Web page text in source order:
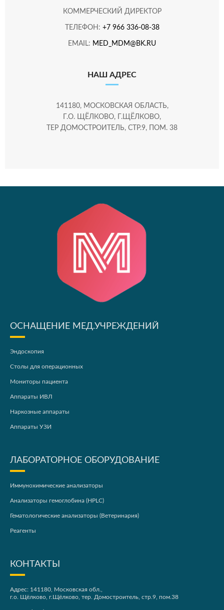
КОММЕРЧЕСКИЙ ДИРЕКТОР
ТЕЛЕФОН: +7 966 336-08-38
EMAIL: MED_MDM@BK.RU
НАШ АДРЕС
141180, МОСКОВСКАЯ ОБЛАСТЬ,
Г.О. ЩЁЛКОВО, Г.ЩЁЛКОВО,
ТЕР ДОМОСТРОИТЕЛЬ, СТР.9, ПОМ. 38
ОСНАЩЕНИЕ МЕД.УЧРЕЖДЕНИЙ
Эндоскопия
Столы для операционных
Мониторы пациента
Аппараты ИВЛ
Наркозные аппараты
Аппараты УЗИ
ЛАБОРАТОРНОЕ ОБОРУДОВАНИЕ
Иммунохимические анализаторы
Анализаторы гемоглобина (HPLC)
Гематологические анализаторы (Ветеринария)
Реагенты
КОНТАКТЫ
Адрес: 141180, Московская обл.,
г.о. Щёлково, г.Щёлково, тер. Домостроитель, стр.9, пом.38